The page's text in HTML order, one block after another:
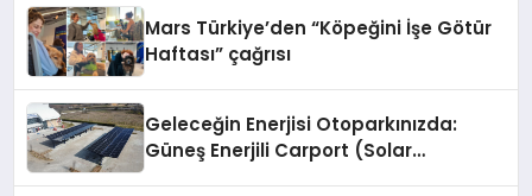
Mars Türkiye’den “Köpeğini İşe Götür
Haftası” çağrısı
Geleceğin Enerjisi Otoparkınızda:
Güneş Enerjili Carport (Solar